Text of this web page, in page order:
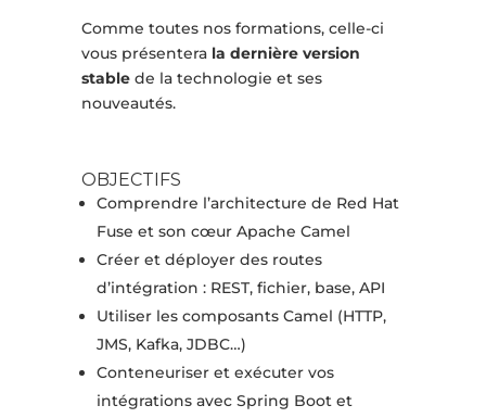
Comme toutes nos formations, celle-ci
vous présentera la dernière version
stablede la technologie et ses
nouveautés.
OBJECTIFS
Comprendre l’architecture de Red Hat
Fuse et son cœur Apache Camel
Créer et déployer des routes
d’intégration : REST, fichier, base, API
Utiliser les composants Camel (HTTP,
JMS, Kafka, JDBC…)
Conteneuriser et exécuter vos
intégrations avec Spring Boot et